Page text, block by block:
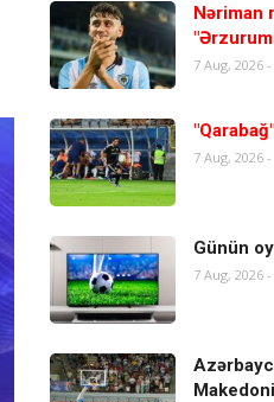
Nəriman
7 Aug, 2026 -
7 Aug, 2026 -
Günün
7 Aug, 2026